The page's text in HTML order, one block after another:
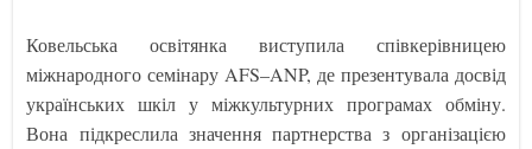
Ковельська освітянка виступила співкерівницею
міжнародного семінару AFS–ANP, де презентувала досвід
українських шкіл у міжкультурних програмах обміну.
Вона підкреслила значення партнерства з організацією